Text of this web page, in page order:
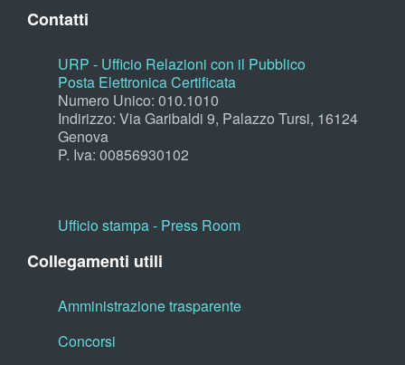
Contatti
URP - Ufficio Relazioni con il Pubblico
Posta Elettronica Certificata
Numero Unico: 010.1010
Indirizzo: Via Garibaldi 9, Palazzo Tursi, 16124
Genova
P. Iva: 00856930102
Ufficio stampa - Press Room
Collegamenti utili
Amministrazione trasparente
Concorsi